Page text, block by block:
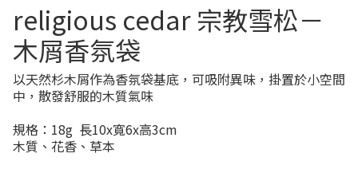
religious cedar 宗教雪松－
木屑香氛袋
以天然杉木屑作為香氛袋基底，可吸附異味，掛置於小空間
中，散發舒服的木質氣味
規格：18g  長10x寬6x高3cm
木質、花香、草本